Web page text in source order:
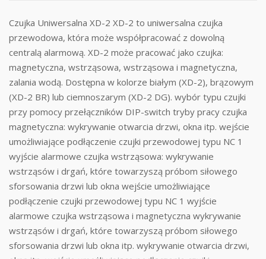
Czujka Uniwersalna XD-2 XD-2 to uniwersalna czujka
przewodowa, która może współpracować z dowolną
centralą alarmową. XD-2 może pracować jako czujka:
magnetyczna, wstrząsowa, wstrząsowa i magnetyczna,
zalania wodą. Dostępna w kolorze białym (XD-2), brązowym
(XD-2 BR) lub ciemnoszarym (XD-2 DG). wybór typu czujki
przy pomocy przełączników DIP-switch tryby pracy czujka
magnetyczna: wykrywanie otwarcia drzwi, okna itp. wejście
umożliwiające podłączenie czujki przewodowej typu NC 1
wyjście alarmowe czujka wstrząsowa: wykrywanie
wstrząsów i drgań, które towarzyszą próbom siłowego
sforsowania drzwi lub okna wejście umożliwiające
podłączenie czujki przewodowej typu NC 1 wyjście
alarmowe czujka wstrząsowa i magnetyczna wykrywanie
wstrząsów i drgań, które towarzyszą próbom siłowego
sforsowania drzwi lub okna itp. wykrywanie otwarcia drzwi,